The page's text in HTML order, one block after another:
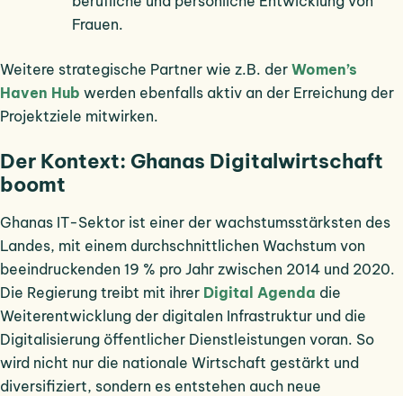
Frauen.
Weitere strategische Partner wie z.B. der Women’s
Haven Hub werden ebenfalls aktiv an der Erreichung der
Projektziele mitwirken.
Der Kontext: Ghanas Digitalwirtschaft
boomt
Ghanas IT-Sektor ist einer der wachstumsstärksten des
Landes, mit einem durchschnittlichen Wachstum von
beeindruckenden 19 % pro Jahr zwischen 2014 und 2020.
Die Regierung treibt mit ihrer Digital Agenda die
Weiterentwicklung der digitalen Infrastruktur und die
Digitalisierung öffentlicher Dienstleistungen voran. So
wird nicht nur die nationale Wirtschaft gestärkt und
diversifiziert, sondern es entstehen auch neue